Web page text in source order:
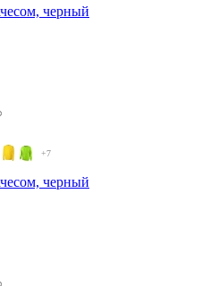
черный
+7
черный